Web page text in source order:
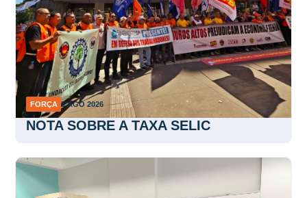
FORÇA 5 AGO 2026
NOTA SOBRE A TAXA SELIC